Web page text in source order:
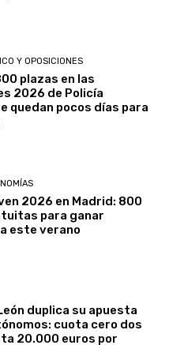
Y OPOSICIONES
plazas en las
2026 de Policía
quedan pocos días para
2026 en Madrid: 800
para ganar
este verano
duplica su apuesta
cuota cero dos
20.000 euros por